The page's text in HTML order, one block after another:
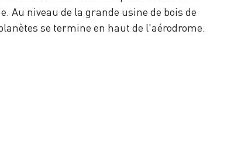
Au niveau de la grande usine de bois de
se termine en haut de l'aérodrome.